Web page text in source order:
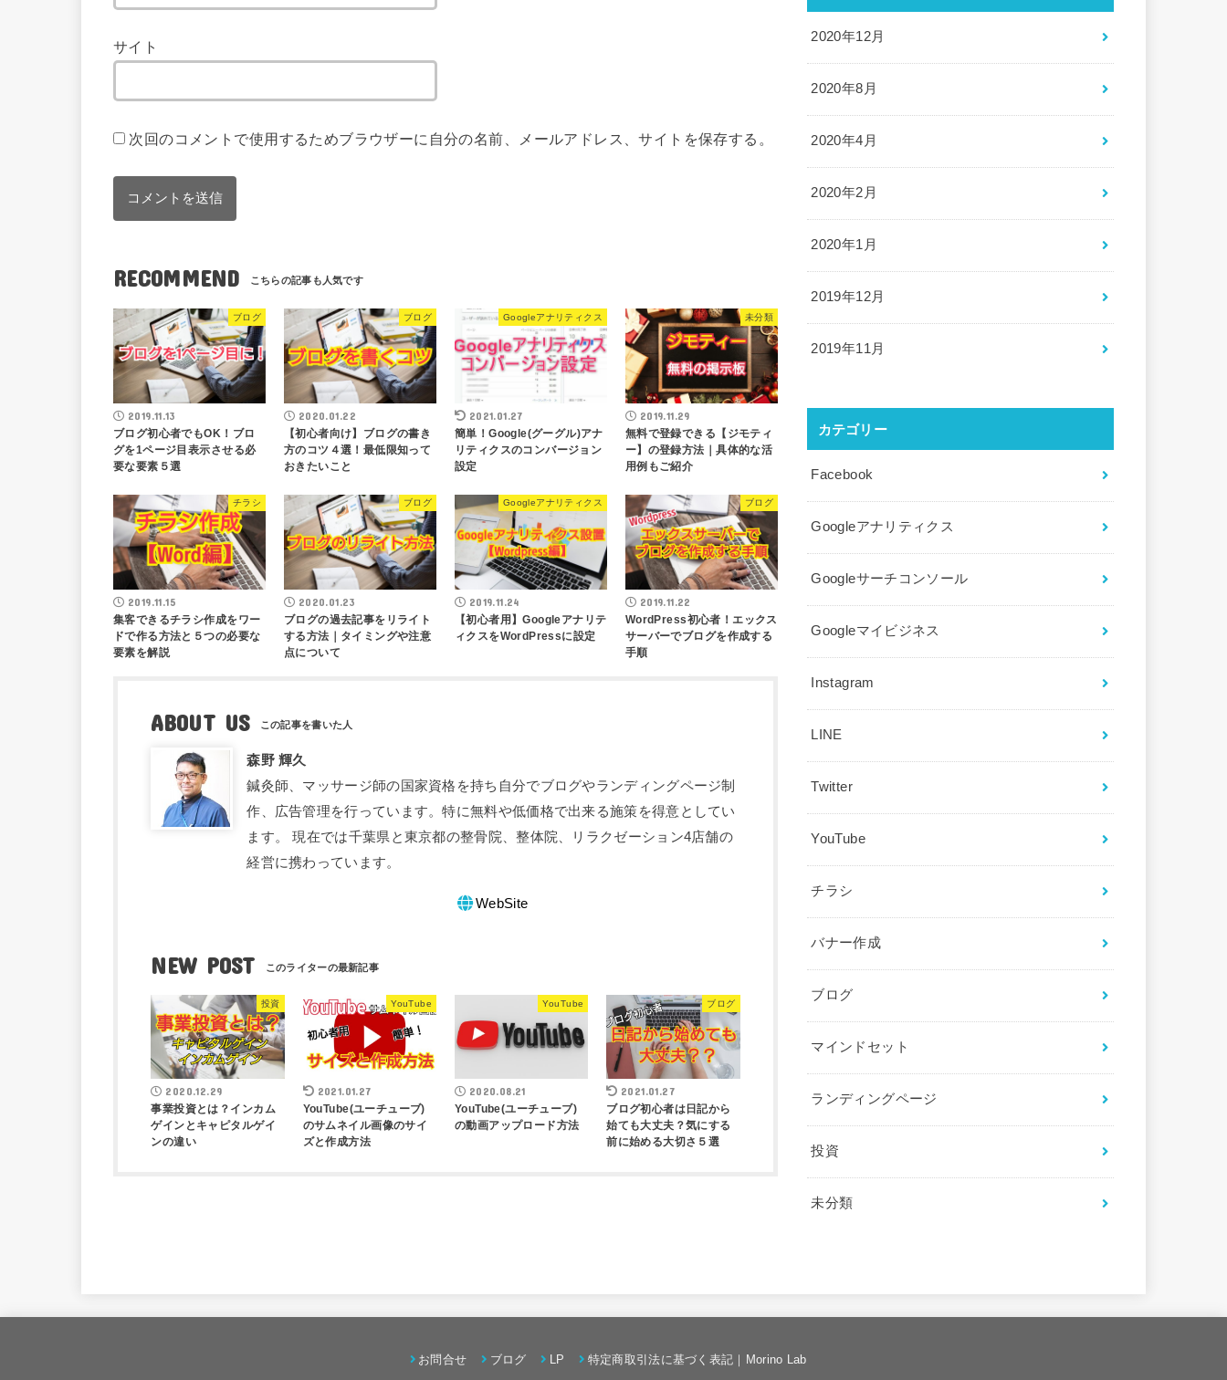
サイト
次回のコメントで使用するためブラウザーに自分の名前、メールアドレス、サイトを保存する。
RECOMMEND
ブログ
2019.11.13
ブログ初心者でもOK！ブロ
グを1ページ目表示させる必
要な要素５選
ブログ
2020.01.22
【初心者向け】ブログの書き
方のコツ４選！最低限知って
おきたいこと
Googleアナリティクス
2021.01.27
簡単！Google(グーグル)アナ
リティクスのコンバージョン
設定
未分類
2019.11.29
無料で登録できる【ジモティ
ー】の登録方法｜具体的な活
用例もご紹介
チラシ
2019.11.15
集客できるチラシ作成をワー
ドで作る方法と５つの必要な
要素を解説
ブログ
2020.01.23
ブログの過去記事をリライト
する方法｜タイミングや注意
点について
Googleアナリティクス
2019.11.24
【初心者用】Googleアナリテ
ィクスをWordPressに設定
ブログ
2019.11.22
WordPress初心者！エックス
サーバーでブログを作成する
手順
ABOUT US
森野 輝久
鍼灸師、マッサージ師の国家資格を持ち自分でブログやランディングページ制
作、広告管理を行っています。特に無料や低価格で出来る施策を得意としてい
ます。 現在では千葉県と東京都の整骨院、整体院、リラクゼーション4店舗の
経営に携わっています。
WebSite
NEW POST
投資
2020.12.29
事業投資とは？インカム
ゲインとキャピタルゲイ
ンの違い
YouTube
2021.01.27
YouTube(ユーチューブ)
のサムネイル画像のサイ
ズと作成方法
YouTube
2020.08.21
YouTube(ユーチューブ)
の動画アップロード方法
ブログ
2021.01.27
ブログ初心者は日記から
始ても大丈夫？気にする
前に始める大切さ５選
2020年12月
2020年8月
2020年4月
2020年2月
2020年1月
2019年12月
2019年11月
カテゴリー
Facebook
Googleアナリティクス
Googleサーチコンソール
Googleマイビジネス
Instagram
LINE
Twitter
YouTube
チラシ
バナー作成
ブログ
マインドセット
ランディングページ
投資
未分類
お問合せ ブログ LP 特定商取引法に基づく表記｜Morino Lab